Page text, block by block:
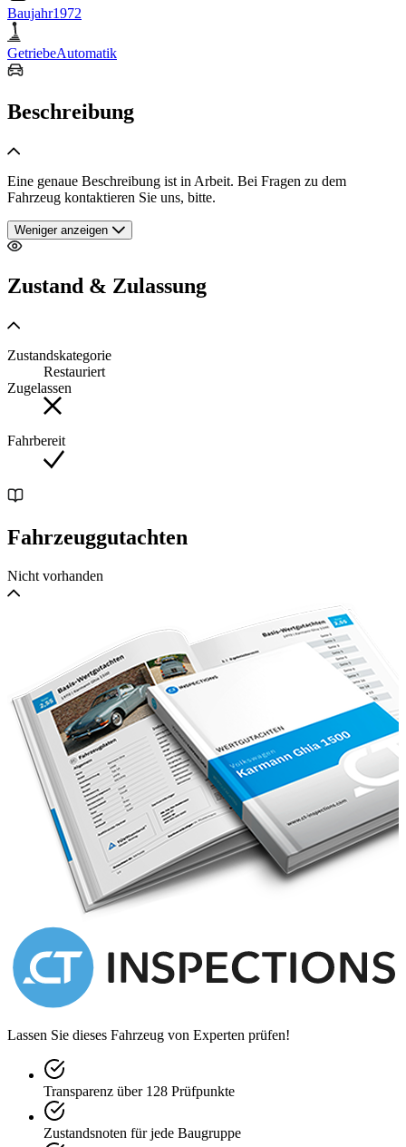
Baujahr1972
GetriebeAutomatik
Beschreibung
Eine genaue Beschreibung ist in Arbeit. Bei Fragen zu dem
Fahrzeug kontaktieren Sie uns, bitte.
Weniger anzeigen
Zustand & Zulassung
Zustandskategorie
Restauriert
Zugelassen
Fahrbereit
Fahrzeuggutachten
Nicht vorhanden
Lassen Sie dieses Fahrzeug von Experten prüfen!
Transparenz über 128 Prüfpunkte
Zustandsnoten für jede Baugruppe